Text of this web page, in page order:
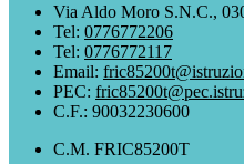
Via Aldo Moro S.N.C.,
Tel: 0776772206
Tel: 0776772117
Email:
PEC:
C.F.: 90032230600
C.M. FRIC85200T